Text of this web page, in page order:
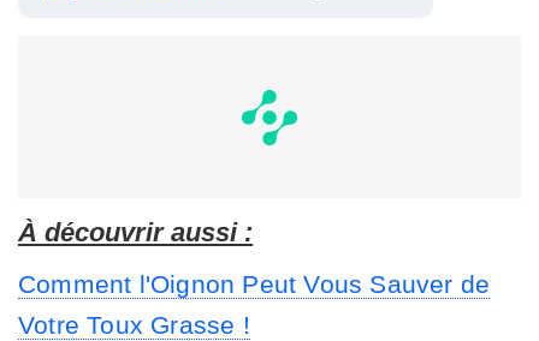
À découvrir aussi :
Comment l'Oignon Peut Vous Sauver de
Votre Toux Grasse !